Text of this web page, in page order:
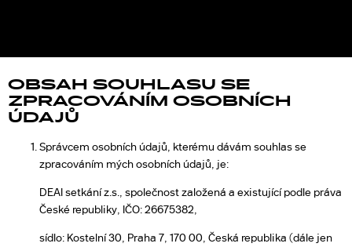
OBSAH SOUHLASU SE
ZPRACOVÁNÍM OSOBNÍCH
ÚDAJŮ
Správcem osobních údajů, kterému dávám souhlas se
zpracováním mých osobních údajů, je:
DEAI setkání z.s., společnost založená a existující podle práva
České republiky, IČO: 26675382,
sídlo: Kostelní 30, Praha 7, 170 00, Česká republika (dále jen